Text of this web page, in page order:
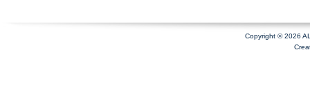
Copyright © 2026